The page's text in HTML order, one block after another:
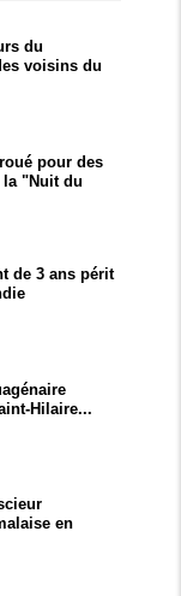
du
voisins du
pour des
la "Nuit du
de 3 ans périt
Hilaire...
en